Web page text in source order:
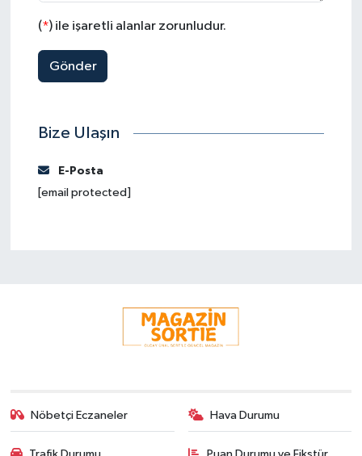
(*) ile işaretli alanlar zorunludur.
Gönder
Bize Ulaşın
E-Posta
[email protected]
Nöbetçi Eczaneler Hava Durumu